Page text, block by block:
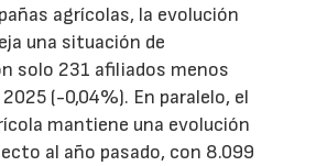
agrícolas, la evolución
una situación de
solo 231 afiliados menos
(-0,04%). En paralelo, el
mantiene una evolución
al año pasado, con 8.099